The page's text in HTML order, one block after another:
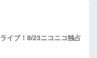
イブ！8/23ニコニコ独占